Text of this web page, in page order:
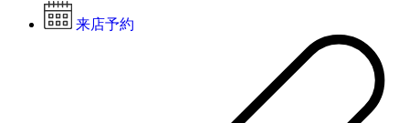
来店予約